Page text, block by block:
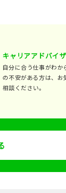
キャリアアドバイ
自分に合う仕事がわ
の不安がある方は、
相談ください。